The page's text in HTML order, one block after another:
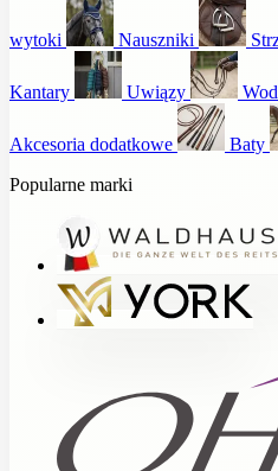
wytoki Nauszniki
Kantary Uwiązy
Akcesoria dodatkowe Baty
Popularne marki